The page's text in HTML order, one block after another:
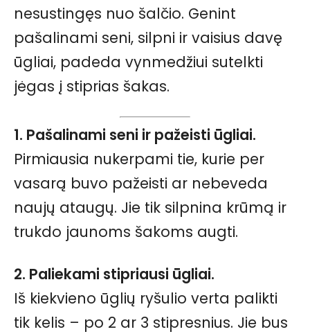
nesustingęs nuo šalčio. Genint
pašalinami seni, silpni ir vaisius davę
ūgliai, padeda vynmedžiui sutelkti
jėgas į stiprias šakas.
1. Pašalinami seni ir pažeisti ūgliai.
Pirmiausia nukerpami tie, kurie per
vasarą buvo pažeisti ar nebeveda
naujų ataugų. Jie tik silpnina krūmą ir
trukdo jaunoms šakoms augti.
2. Paliekami stipriausi ūgliai.
Iš kiekvieno ūglių ryšulio verta palikti
tik kelis – po 2 ar 3 stipresnius. Jie bus